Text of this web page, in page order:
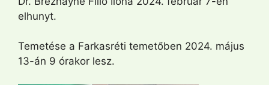
elhunyt.
Temetése a Farkasréti temetőben 2024. május
13-án 9 órakor lesz.